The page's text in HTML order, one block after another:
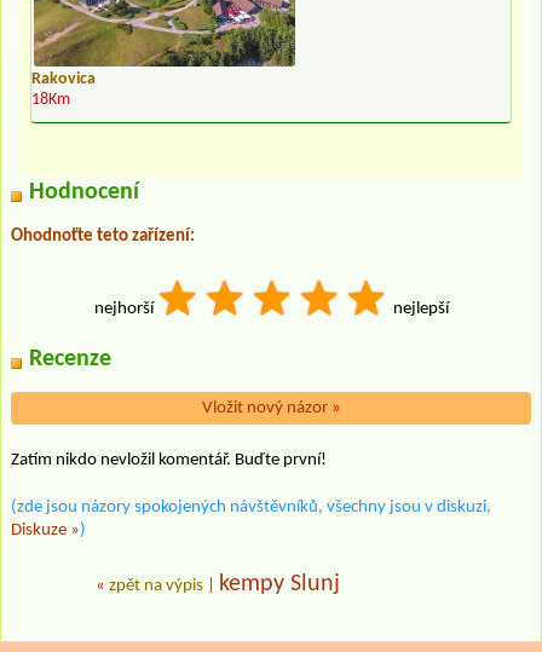
Rakovica
18Km
Hodnocení
Ohodnoťte teto zařízení:
nejhorší nejlepší
Recenze
Vložit nový názor »
Zatím nikdo nevložil komentář. Buďte první!
(zde jsou názory spokojených návštěvníků, všechny jsou v diskuzi,
Diskuze »)
« zpět na výpis kempy Slunj